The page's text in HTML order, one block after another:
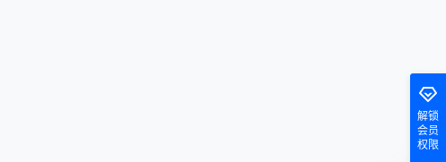
解锁
会员
权限